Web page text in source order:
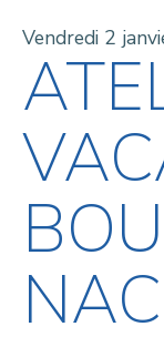
Vendredi 2